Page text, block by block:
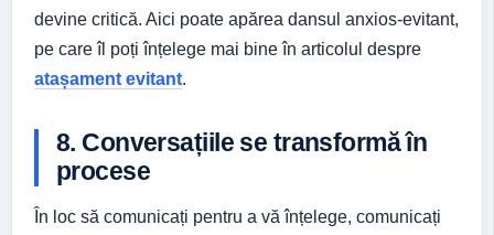
devine critică. Aici poate apărea dansul anxios-evitant,
pe care îl poți înțelege mai bine în articolul despre
atașament evitant.
8. Conversațiile se transformă în
procese
În loc să comunicați pentru a vă înțelege, comunicați